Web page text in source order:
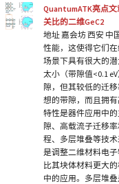
QuantumATK亮点
关比的二维GeC2
地址 嘉会坊 西安 中
性能，这使得它们
场景下具有很大的
太小（带隙值<0.1
隙，但其较低的迁
想的带隙，而且拥
特性是器件应用中
隙、高载流子迁移
程、多层堆叠等技
是调整二维材料电
比其块体材料更大
中的应用。多层堆